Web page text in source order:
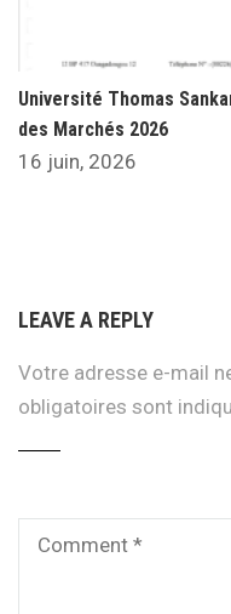
Université Thomas
des Marchés 2026
16 juin, 2026
LEAVE A REPLY
Votre adresse e-mail
obligatoires sont